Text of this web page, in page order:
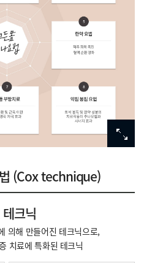
(Cox technique)
테크닉
의해 만들어진 테크닉으로,
치료에 특화된 테크닉